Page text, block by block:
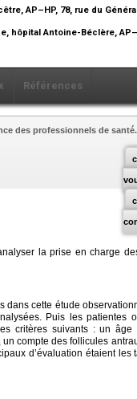
AP–HP, 78, rue du
Antoine-Béclère,
Références
des professionnels de santé.
la prise en charge
dans cette étude
Puis les patientes
critères suivants : un
un compte des follicules
d’évaluation étaient les